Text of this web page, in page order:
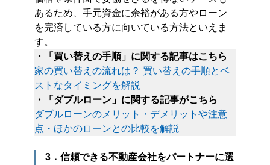
あるため、手元資金に余裕がある方やローン
を完済している方に向いている方法といえま
す。
・「買い替えの手順」に関する記事はこちら
家の買い替えの流れは？ 買い替えの手順とベ
ストなタイミングを解説
・「ダブルローン」に関する記事がこちら
ダブルローンのメリット・デメリットや注意
点・ほかのローンとの比較を解説
3．信頼できる不動産会社をパートナーに選